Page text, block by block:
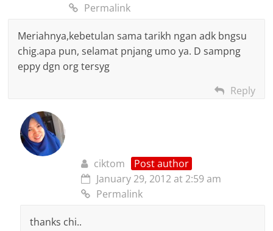
Permalink
Meriahnya,kebetulan sama tarikh ngan adk bngsu
chig.apa pun, selamat pnjang umo ya. D sampng
eppy dgn org tersyg
Reply
ciktom
Post author
January 29, 2012 at 2:59 am
Permalink
thanks chi..